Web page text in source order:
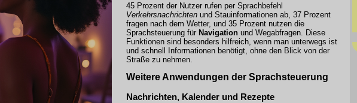
45 Prozent der Nutzer rufen per Sprachbefehl
Verkehrsnachrichten und Stauinformationen ab, 37 Prozent
fragen nach dem Wetter, und 35 Prozent nutzen die
Sprachsteuerung für Navigation und Wegabfragen. Diese
Funktionen sind besonders hilfreich, wenn man unterwegs ist
und schnell Informationen benötigt, ohne den Blick von der
Straße zu nehmen.
Weitere Anwendungen der Sprachsteuerung
Nachrichten, Kalender und Rezepte